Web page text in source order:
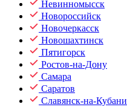
Невинномысск
Новороссийск
Новочеркасск
Новошахтинск
Пятигорск
Ростов-на-Дону
Самара
Саратов
Славянск-на-Кубани